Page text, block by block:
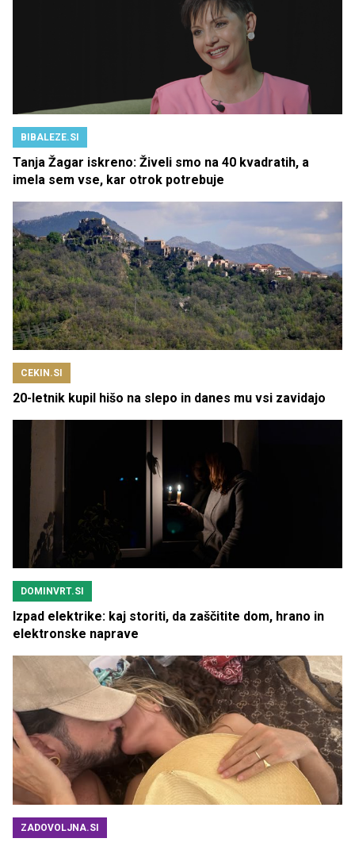
BIBALEZE.SI
Tanja Žagar iskreno: Živeli smo na 40 kvadratih, a
imela sem vse, kar otrok potrebuje
CEKIN.SI
20-letnik kupil hišo na slepo in danes mu vsi zavidajo
DOMINVRT.SI
Izpad elektrike: kaj storiti, da zaščitite dom, hrano in
elektronske naprave
ZADOVOLJNA.SI